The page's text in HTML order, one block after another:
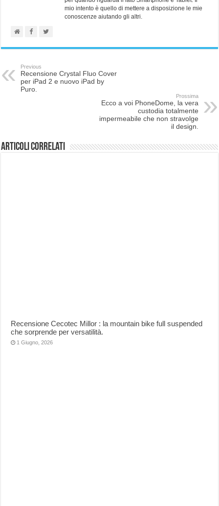
mio intento è quello di mettere a disposizione le mie
conoscenze aiutando gli altri.
Previous
Recensione Crystal Fluo Cover
per iPad 2 e nuovo iPad by
Puro.
Prossima
Ecco a voi PhoneDome, la vera
custodia totalmente
impermeabile che non stravolge
il design.
Articoli correlati
Recensione Cecotec Millor : la mountain bike full suspended
che sorprende per versatilità.
1 Giugno, 2026